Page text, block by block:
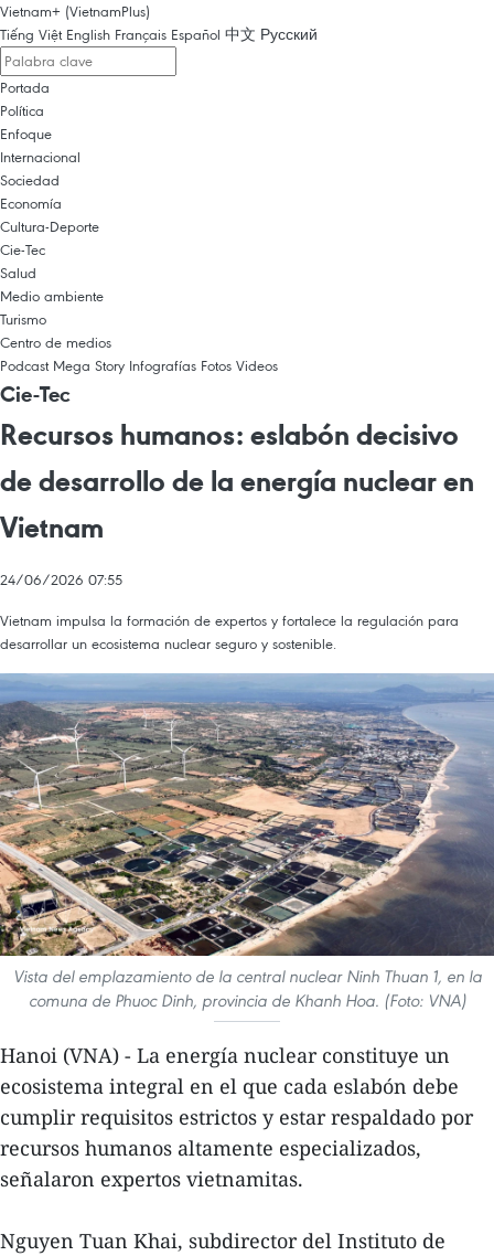
Vietnam+ (VietnamPlus)
Tiếng Việt English Français Español 中文 Русский
Portada
Política
Enfoque
Internacional
Sociedad
Economía
Cultura-Deporte
Cie-Tec
Salud
Medio ambiente
Turismo
Centro de medios
Podcast Mega Story Infografías Fotos Videos
Cie-Tec
Recursos humanos: eslabón decisivo
de desarrollo de la energía nuclear en
Vietnam
24/06/2026 07:55
Vietnam impulsa la formación de expertos y fortalece la regulación para
desarrollar un ecosistema nuclear seguro y sostenible.
Vista del emplazamiento de la central nuclear Ninh Thuan 1, en la
comuna de Phuoc Dinh, provincia de Khanh Hoa. (Foto: VNA)
Hanoi (VNA) - La energía nuclear constituye un
ecosistema integral en el que cada eslabón debe
cumplir requisitos estrictos y estar respaldado por
recursos humanos altamente especializados,
señalaron expertos vietnamitas.
Nguyen Tuan Khai, subdirector del Instituto de